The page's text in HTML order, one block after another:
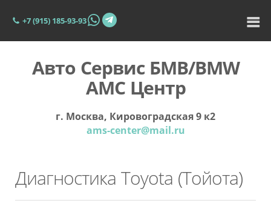
+7 (915) 185-93-93
Авто Сервис БМВ/BMW
АМС Центр
г. Москва, Кировоградская 9 к2
ams-center@mail.ru
Диагностика Toyota (Тойота)